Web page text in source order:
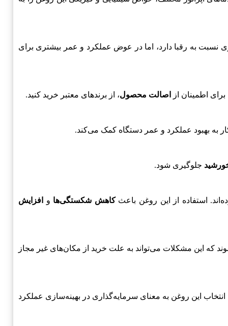
نسبت به رقبا دارد، اما در عوض عملکرد و عمر بیشتری برای
اطمینان از اصالت محصول، از برندهای معتبر خرید کنید.
به بهبود عملکرد و عمر دستگاه کمک می‌کند.
جلوگیری شود.
کاهش شکستگی‌ها و افزایش
که این مشکلات می‌تواند به علت خرید از مکان‌های غیر مجاز
این روغن به معنای سرمایه‌گذاری در بهینه‌سازی عملکرد